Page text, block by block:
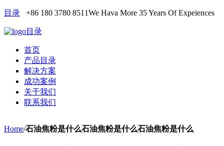
目录 +86 180 3780 8511We Hava More 35 Years Of Expeiences
目录
首页
产品目录
解决方案
成功案例
关于我们
联系我们
Home/石油焦粉是什么石油焦粉是什么石油焦粉是什么